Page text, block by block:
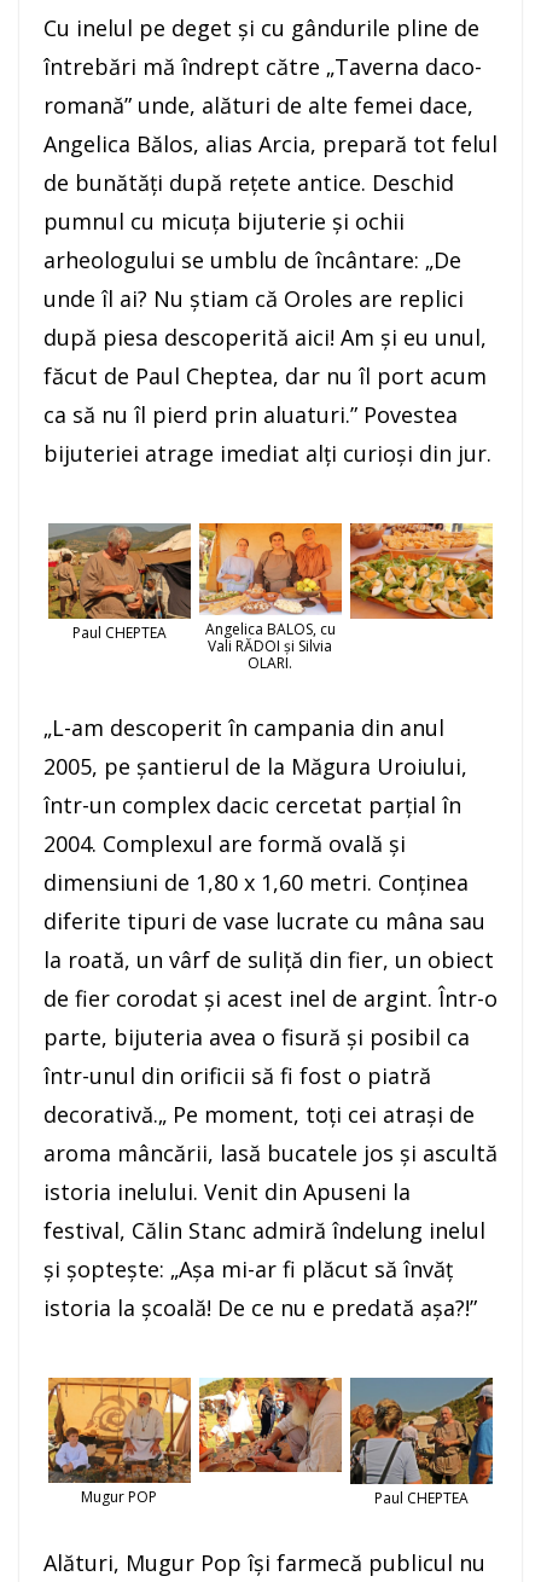
Cu inelul pe deget şi cu gândurile pline de
întrebări mă îndrept către „Taverna daco-
romană” unde, alături de alte femei dace,
Angelica Bălos, alias Arcia, prepară tot felul
de bunătăţi după reţete antice. Deschid
pumnul cu micuţa bijuterie şi ochii
arheologului se umblu de încântare: „De
unde îl ai? Nu ştiam că Oroles are replici
după piesa descoperită aici! Am şi eu unul,
făcut de Paul Cheptea, dar nu îl port acum
ca să nu îl pierd prin aluaturi.” Povestea
bijuteriei atrage imediat alţi curioşi din jur.
Paul CHEPTEA
Angelica BALOS, cu
Vali RĂDOI și Silvia
OLARI.
„L-am descoperit în campania din anul
2005, pe şantierul de la Măgura Uroiului,
într-un complex dacic cercetat parţial în
2004. Complexul are formă ovală şi
dimensiuni de 1,80 x 1,60 metri. Conţinea
diferite tipuri de vase lucrate cu mâna sau
la roată, un vârf de suliţă din fier, un obiect
de fier corodat şi acest inel de argint. Într-o
parte, bijuteria avea o fisură şi posibil ca
într-unul din orificii să fi fost o piatră
decorativă.„ Pe moment, toţi cei atraşi de
aroma mâncării, lasă bucatele jos şi ascultă
istoria inelului. Venit din Apuseni la
festival, Călin Stanc admiră îndelung inelul
şi şopteşte: „Aşa mi-ar fi plăcut să învăţ
istoria la şcoală! De ce nu e predată aşa?!”
Mugur POP Paul CHEPTEA
Alături, Mugur Pop îşi farmecă publicul nu